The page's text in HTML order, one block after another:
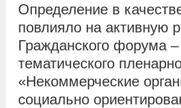
Определение в
повлияло на активную
Гражданского форума
тематического
«Некоммерческие
социально